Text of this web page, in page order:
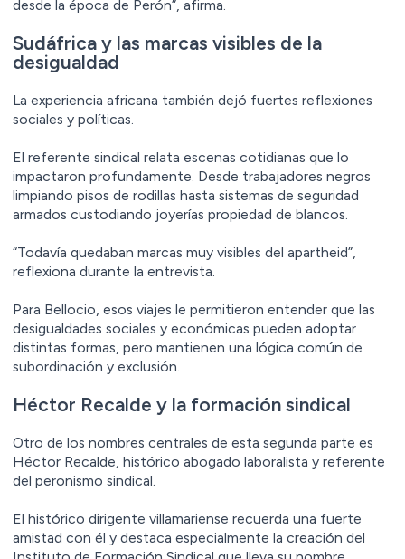
desde la época de Perón”, afirma.
Sudáfrica y las marcas visibles de la
desigualdad
La experiencia africana también dejó fuertes reflexiones
sociales y políticas.
El referente sindical relata escenas cotidianas que lo
impactaron profundamente. Desde trabajadores negros
limpiando pisos de rodillas hasta sistemas de seguridad
armados custodiando joyerías propiedad de blancos.
“Todavía quedaban marcas muy visibles del apartheid”,
reflexiona durante la entrevista.
Para Bellocio, esos viajes le permitieron entender que las
desigualdades sociales y económicas pueden adoptar
distintas formas, pero mantienen una lógica común de
subordinación y exclusión.
Héctor Recalde y la formación sindical
Otro de los nombres centrales de esta segunda parte es
Héctor Recalde, histórico abogado laboralista y referente
del peronismo sindical.
El histórico dirigente villamariense recuerda una fuerte
amistad con él y destaca especialmente la creación del